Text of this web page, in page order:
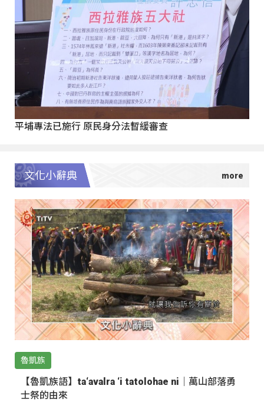
平埔專法已施行 原民身分法暫緩審查
文化小辭典
魯凱族
【魯凱族語】ta‘avalra ‘i tatolohae ni｜萬山部落勇
士祭的由來